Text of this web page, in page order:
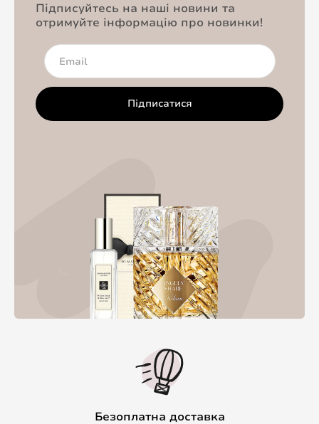
Підписуйтесь на наші новини та
отримуйте інформацію про новинки!
Підписатися
Безоплатна доставка